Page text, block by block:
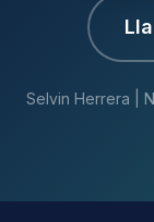
Selvin Herrera |